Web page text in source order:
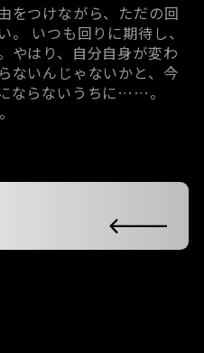
をつけながら、ただの回
いつも回りに期待し、
やはり、自分自身が変わ
ないんじゃないかと、今
ならないうちに……。